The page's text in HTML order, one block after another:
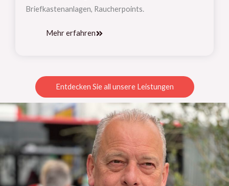
Briefkastenanlagen, Raucherpoints.
Mehr erfahren
Entdecken Sie all unsere Leistungen